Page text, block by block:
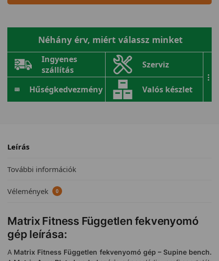
Néhány érv, miért válassz minket
Ingyenes
szállítás
Szerviz
Hűségkedvezmény Valós készlet
...
Leírás
További információk
Vélemények 0
Matrix Fitness Független fekvenyomó
gép leírása:
A Matrix Fitness Független fekvenyomó gép – Supine bench.